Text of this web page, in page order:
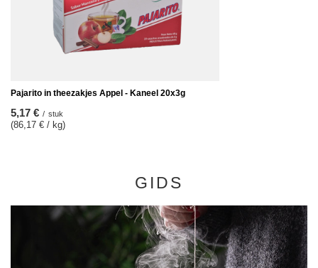
Pajarito in theezakjes Appel - Kaneel 20x3g
5,17 € / stuk
(86,17 € / kg)
GIDS